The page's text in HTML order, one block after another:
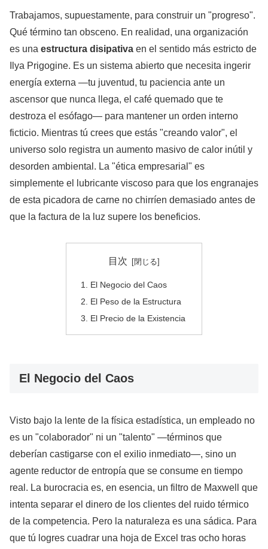
Trabajamos, supuestamente, para construir un "progreso".
Qué término tan obsceno. En realidad, una organización
es una estructura disipativa en el sentido más estricto de
Ilya Prigogine. Es un sistema abierto que necesita ingerir
energía externa —tu juventud, tu paciencia ante un
ascensor que nunca llega, el café quemado que te
destroza el esófago— para mantener un orden interno
ficticio. Mientras tú crees que estás "creando valor", el
universo solo registra un aumento masivo de calor inútil y
desorden ambiental. La "ética empresarial" es
simplemente el lubricante viscoso para que los engranajes
de esta picadora de carne no chirríen demasiado antes de
que la factura de la luz supere los beneficios.
目次
El Negocio del Caos
El Peso de la Estructura
El Precio de la Existencia
El Negocio del Caos
Visto bajo la lente de la física estadística, un empleado no
es un "colaborador" ni un "talento" —términos que
deberían castigarse con el exilio inmediato—, sino un
agente reductor de entropía que se consume en tiempo
real. La burocracia es, en esencia, un filtro de Maxwell que
intenta separar el dinero de los clientes del ruido térmico
de la competencia. Pero la naturaleza es una sádica. Para
que tú logres cuadrar una hoja de Excel tras ocho horas